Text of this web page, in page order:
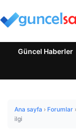
Güncel Haberler
Ana sayfa › Forumlar ›
ilgi